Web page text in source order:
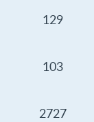
129
103
2727